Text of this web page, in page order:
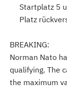
Startplatz 5
Platz
BREAKING:
Norman Nato
qualifying. The
the maximum